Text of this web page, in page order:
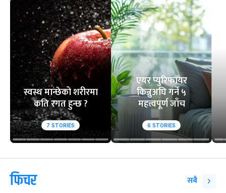
स्वस्थ मान्छेको शरीरमा
कति रगत हुन्छ ?
7 STORIES
एयर प्युरिफायर
किन्नुअघि गर्ने ५
महत्त्वपूर्ण जाँच
6 STORIES
फिचर सबै